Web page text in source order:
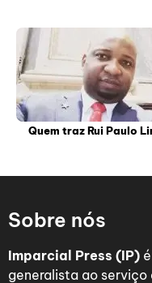
Quem traz Rui Paulo
Sobre nós
Imparcial Press (IP)
generalista ao serviço